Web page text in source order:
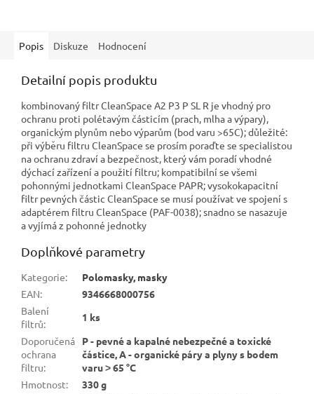
Popis Diskuze Hodnocení
Detailní popis produktu
kombinovaný filtr CleanSpace A2 P3 P SL R je vhodný pro
ochranu proti polétavým částicím (prach, mlha a výpary),
organickým plynům nebo výparům (bod varu >65C); důležité:
při výběru filtru CleanSpace se prosím poraďte se specialistou
na ochranu zdraví a bezpečnost, který vám poradí vhodné
dýchací zařízení a použití filtru; kompatibilní se všemi
pohonnými jednotkami CleanSpace PAPR; vysokokapacitní
filtr pevných částic CleanSpace se musí používat ve spojení s
adaptérem filtru CleanSpace (PAF-0038); snadno se nasazuje
a vyjímá z pohonné jednotky
Doplňkové parametry
Kategorie:
Polomasky, masky
EAN:
9346668000756
Balení
filtrů:
1 ks
Doporučená
ochrana
filtru:
P - pevné a kapalné nebezpečné a toxické
částice, A - organické páry a plyny s bodem
varu ˃ 65 °C
Hmotnost: 330 g